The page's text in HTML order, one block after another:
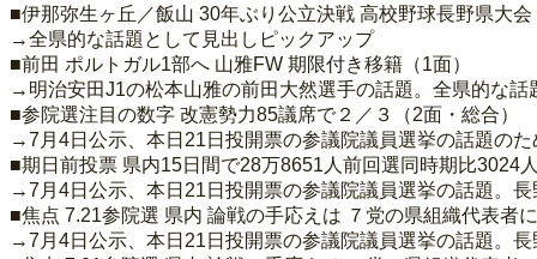
■伊那弥生ヶ丘／飯山 30年ぶり公立決戦 高校野球長野県大
→全県的な話題として見出しピックアップ
■前田 ポルトガル1部へ 山雅FW 期限付き移籍（1面）
→明治安田J1の松本山雅の前田大然選手の話題。全県的な話
■参院選注目の数字 改憲勢力85議席で２／３（2面・総合）
→7月4日公示、本日21日投開票の参議院議員選挙の話題の
■期日前投票 県内15日間で28万8651人前回選同時期比3024
→7月4日公示、本日21日投開票の参議院議員選挙の話題。
■焦点 7.21参院選 県内 論戦の手応えは ７党の県組織代表者
→7月4日公示、本日21日投開票の参議院議員選挙の話題。